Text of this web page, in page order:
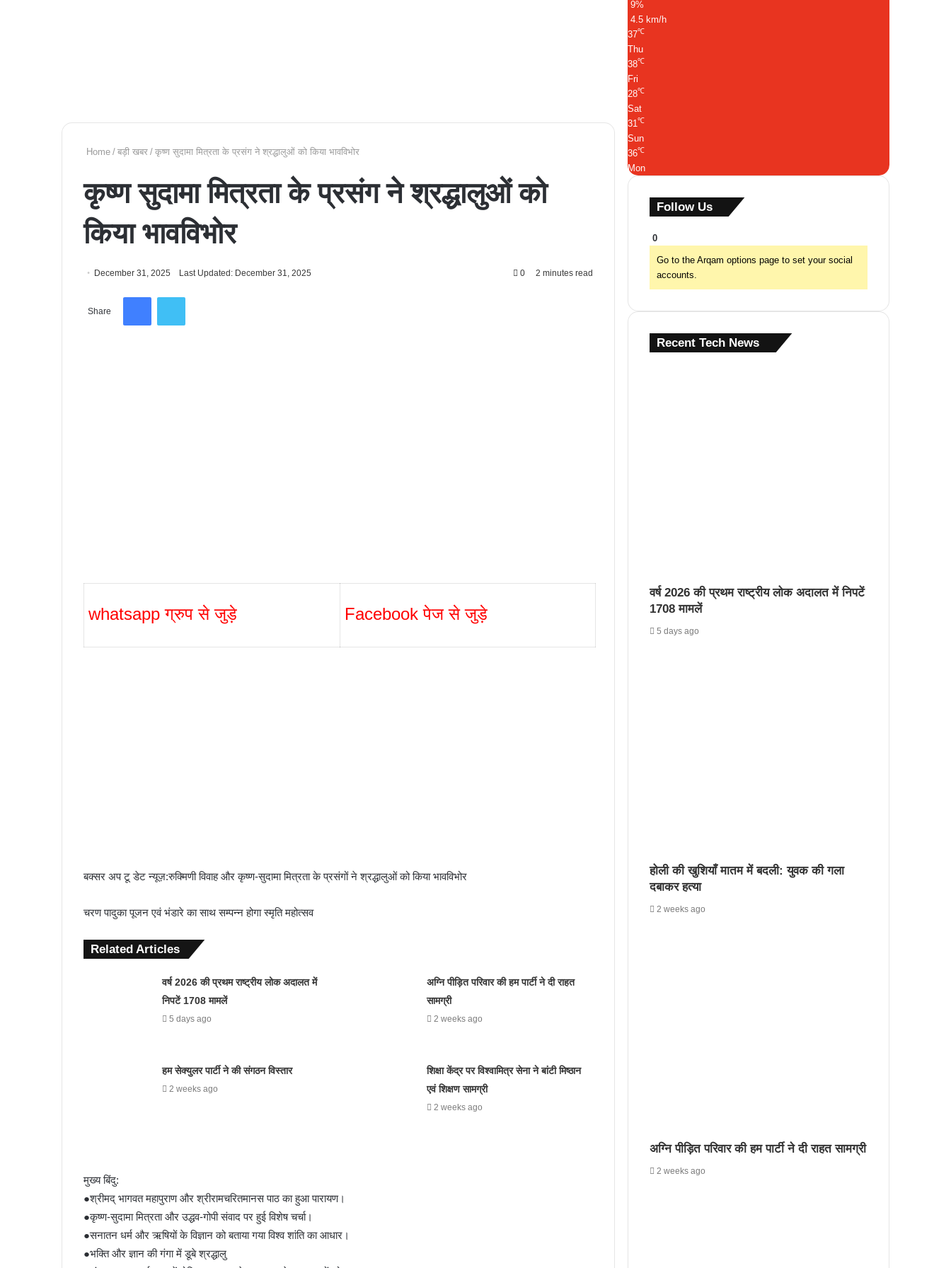
Home / बड़ी खबर / कृष्ण सुदामा मित्रता के प्रसंग ने श्रद्धालुओं को किया भावविभोर
कृष्ण सुदामा मित्रता के प्रसंग ने श्रद्धालुओं को
किया भावविभोर
December 31, 2025 Last Updated: December 31, 2025 0 2 minutes read
Share
whatsapp ग्रुप से जुड़े Facebook पेज से जुड़े
बक्सर अप टू डेट न्यूज़:रुक्मिणी विवाह और कृष्ण-सुदामा मित्रता के प्रसंगों ने श्रद्धालुओं को किया भावविभोर
चरण पादुका पूजन एवं भंडारे का साथ सम्पन्न होगा स्मृति महोत्सव
Related Articles
वर्ष 2026 की प्रथम राष्ट्रीय लोक अदालत में
निपटें 1708 मामलें
5 days ago
अग्नि पीड़ित परिवार की हम पार्टी ने दी राहत
सामग्री
2 weeks ago
हम सेक्युलर पार्टी ने की संगठन विस्तार
2 weeks ago
शिक्षा केंद्र पर विश्वामित्र सेना ने बांटी मिष्ठान
एवं शिक्षण सामग्री
2 weeks ago
​मुख्य बिंदु:
●​श्रीमद् भागवत महापुराण और श्रीरामचरितमानस पाठ का हुआ पारायण।
●​कृष्ण-सुदामा मित्रता और उद्धव-गोपी संवाद पर हुई विशेष चर्चा।
●​सनातन धर्म और ऋषियों के विज्ञान को बताया गया विश्व शांति का आधार।
●​भक्ति और ज्ञान की गंगा में डूबे श्रद्धालु
9%
4.5 km/h
37℃
Thu
38℃
Fri
28℃
Sat
31℃
Sun
36℃
Mon
Follow Us
0
Go to the Arqam options page to set your social
accounts.
Recent Tech News
वर्ष 2026 की प्रथम राष्ट्रीय लोक अदालत में निपटें
1708 मामलें
5 days ago
होली की खुशियाँ मातम में बदली: युवक की गला
दबाकर हत्या
2 weeks ago
अग्नि पीड़ित परिवार की हम पार्टी ने दी राहत सामग्री
2 weeks ago